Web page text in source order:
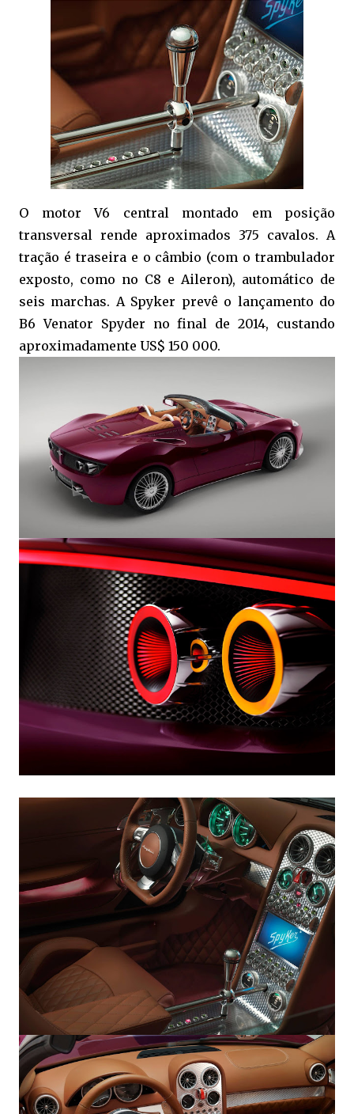
O motor V6 central montado em posição
transversal rende aproximados 375 cavalos. A
tração é traseira e o câmbio (com o trambulador
exposto, como no C8 e Aileron), automático de
seis marchas. A Spyker prevê o lançamento do
B6 Venator Spyder no final de 2014, custando
aproximadamente US$ 150 000.